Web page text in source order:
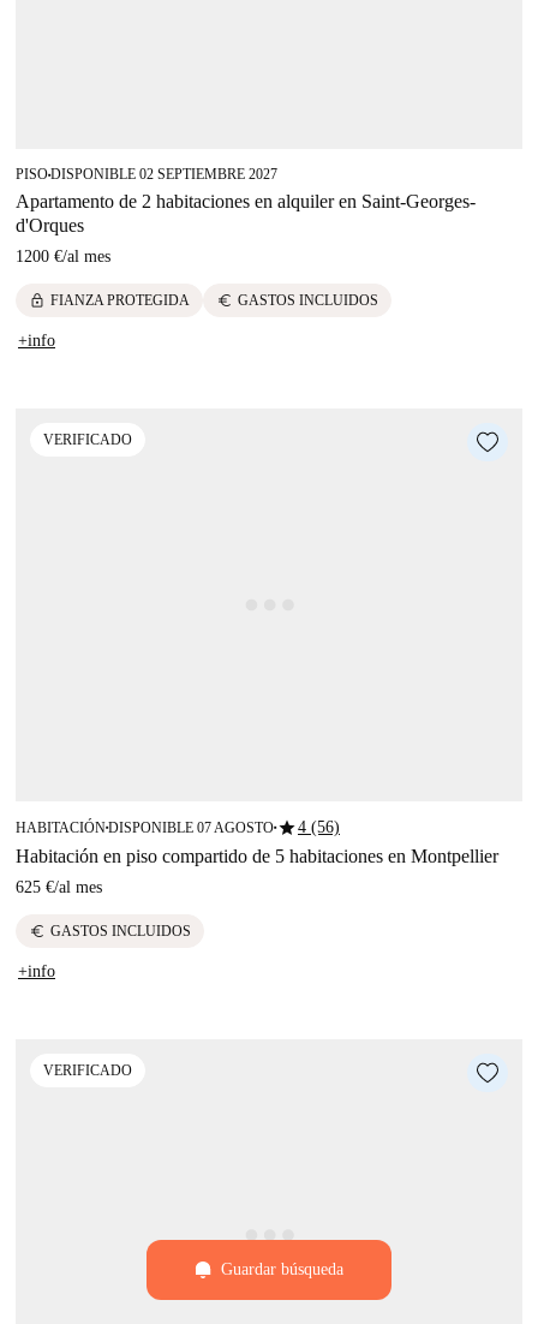
PISO■DISPONIBLE 02 SEPTIEMBRE 2027
Apartamento de 2 habitaciones en alquiler en Saint-Georges-
d'Orques
1200 €/al mes
lock FIANZA PROTEGIDA euro GASTOS INCLUIDOS
+info
VERIFICADO
HABITACIÓN■DISPONIBLE 07 AGOSTO■star4 (56)
Habitación en piso compartido de 5 habitaciones en Montpellier
625 €/al mes
euro GASTOS INCLUIDOS
+info
VERIFICADO
Guardar búsqueda